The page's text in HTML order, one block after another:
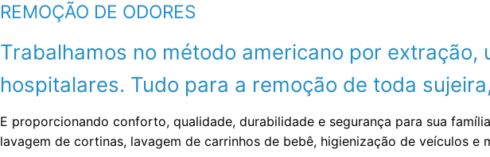
REMOÇÃO DE ODORES
Trabalhamos no método americano por extração,
hospitalares. Tudo para a remoção de toda
E proporcionando conforto, qualidade, durabilidade e segurança para sua
lavagem de cortinas, lavagem de carrinhos de bebê, higienização de veículos e